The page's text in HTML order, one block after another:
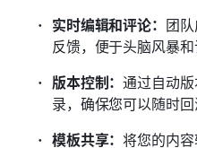
实时编辑和评论： 团
反馈，便于头脑风暴和
版本控制：通过自动
录，确保您可以随时回
模板共享：将您的内